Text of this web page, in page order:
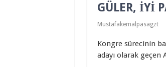
GÜLER, İYİ
Mustafakemalpasagzt
Kongre sürecinin
adayı olarak geçen